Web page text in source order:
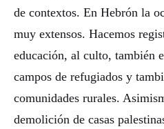
de contextos. En Hebrón la
muy extensos. Hacemos
educación, al culto, también
campos de refugiados y
comunidades rurales.
demolición de casas